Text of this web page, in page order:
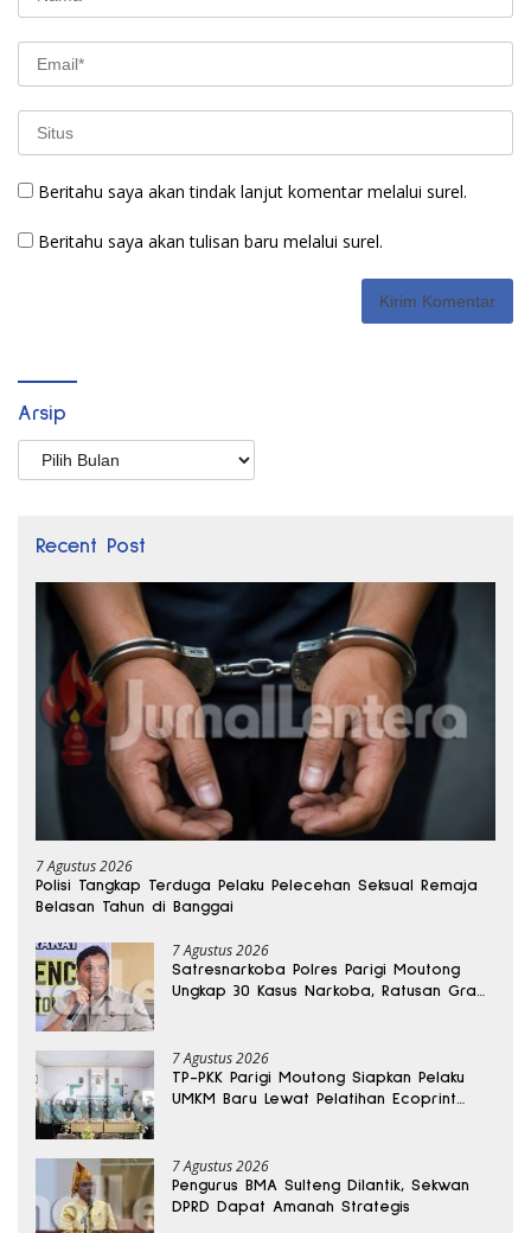
Beritahu saya akan tindak lanjut komentar melalui surel.
Beritahu saya akan tulisan baru melalui surel.
Arsip
Arsip
Recent Post
7 Agustus 2026
Polisi Tangkap Terduga Pelaku Pelecehan Seksual Remaja
Belasan Tahun di Banggai
7 Agustus 2026
Satresnarkoba Polres Parigi Moutong
Ungkap 30 Kasus Narkoba, Ratusan Gram
7 Agustus 2026
TP-PKK Parigi Moutong Siapkan Pelaku
UMKM Baru Lewat Pelatihan Ecoprint
7 Agustus 2026
Pengurus BMA Sulteng Dilantik, Sekwan
DPRD Dapat Amanah Strategis